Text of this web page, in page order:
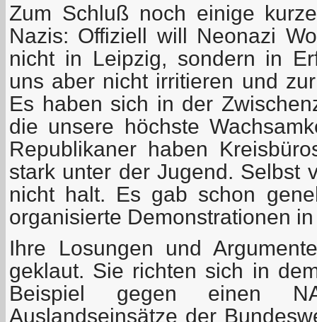
Zum Schluß noch einige
Nazis: Offiziell will Neonazi
nicht in Leipzig, sondern in
uns aber nicht irritieren und
Es haben sich in der
die unsere höchste
Republikaner haben
stark unter der Jugend. Selbst
nicht halt. Es gab schon
organisierte Demonstrationen
Ihre Losungen und
geklaut. Sie richten sich in
Beispiel gegen einen
Auslandseinsätze der